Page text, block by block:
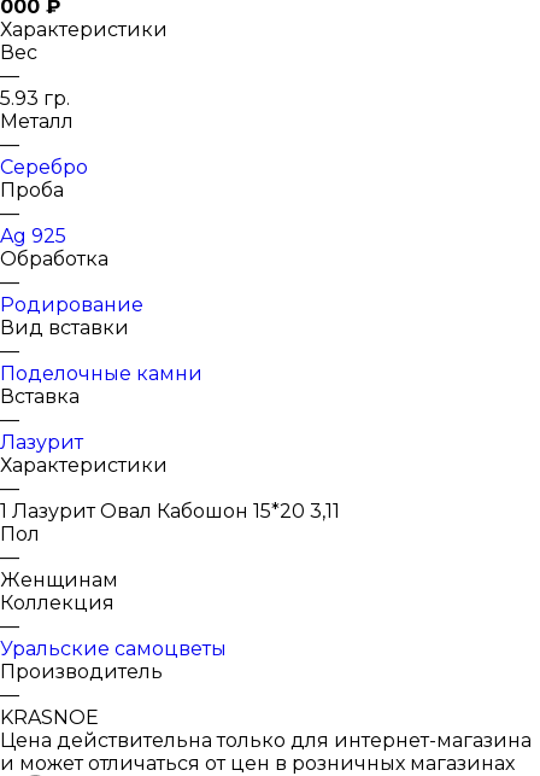
000 ₽
Характеристики
Вес
—
5.93 гр.
Металл
—
Серебро
Проба
—
Ag 925
Обработка
—
Родирование
Вид вставки
—
Поделочные камни
Вставка
—
Лазурит
Характеристики
—
1 Лазурит Овал Кабошон 15*20 3,11
Пол
—
Женщинам
Коллекция
—
Уральские самоцветы
Производитель
—
KRASNOE
Цена действительна только для интернет-магазина
и может отличаться от цен в розничных магазинах